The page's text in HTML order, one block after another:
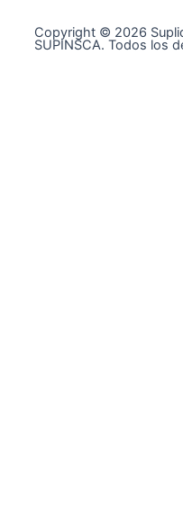
Copyright © 2026
SUPINSCA. Todos los